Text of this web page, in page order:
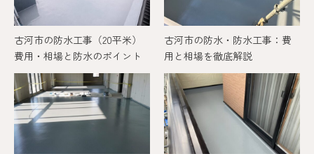
古河市の防水工事（20平米）
費用・相場と防水のポイント
古河市の防水・防水工事：費
用と相場を徹底解説